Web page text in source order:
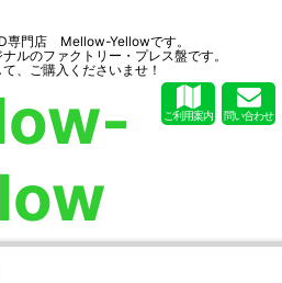
専門店 Mellow-Yellowです。
ルのファクトリー・プレス盤です。
、ご購入くださいませ！
ご利用案内 問い合わせ